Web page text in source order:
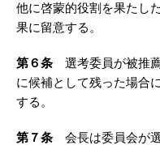
他に啓蒙的役割を果たし
果に留意する。
第６条 選考委員が被推
に候補として残った場合
する。
第７条 会長は委員会が